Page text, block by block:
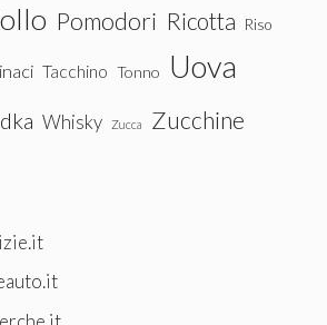
Pomodori Ricotta Riso
Tacchino Tonno Uova
Whisky Zucca Zucchine